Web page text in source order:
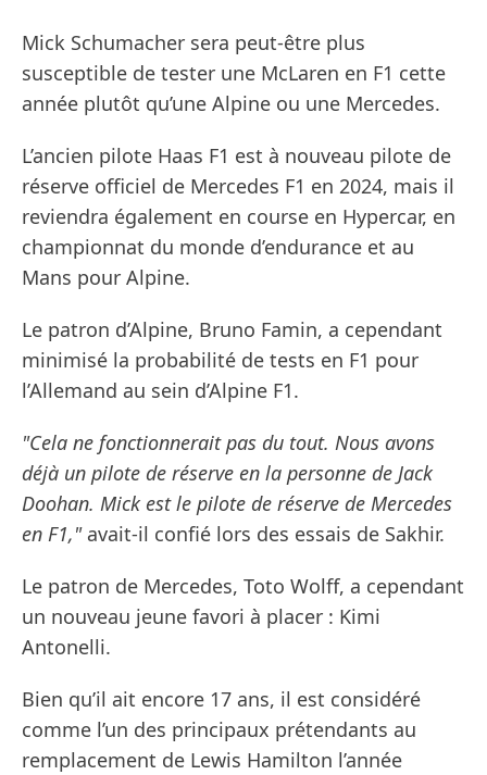
Mick Schumacher sera peut-être plus
susceptible de tester une McLaren en F1 cette
année plutôt qu’une Alpine ou une Mercedes.
L’ancien pilote Haas F1 est à nouveau pilote de
réserve officiel de Mercedes F1 en 2024, mais il
reviendra également en course en Hypercar, en
championnat du monde d’endurance et au
Mans pour Alpine.
Le patron d’Alpine, Bruno Famin, a cependant
minimisé la probabilité de tests en F1 pour
l’Allemand au sein d’Alpine F1.
"Cela ne fonctionnerait pas du tout. Nous avons
déjà un pilote de réserve en la personne de Jack
Doohan. Mick est le pilote de réserve de Mercedes
en F1,"avait-il confié lors des essais de Sakhir.
Le patron de Mercedes, Toto Wolff, a cependant
un nouveau jeune favori à placer : Kimi
Antonelli.
Bien qu’il ait encore 17 ans, il est considéré
comme l’un des principaux prétendants au
remplacement de Lewis Hamilton l’année